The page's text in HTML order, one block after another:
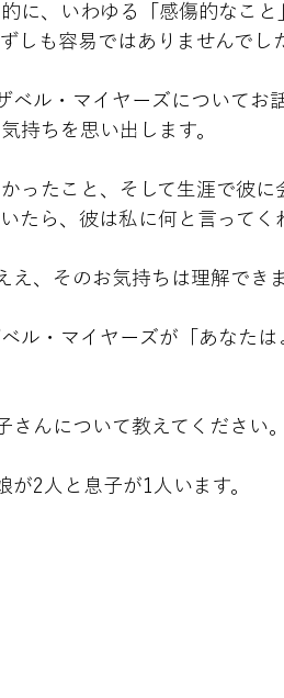
に、いわゆる「感傷的なこ
しも容易ではありませんでし
ベル・マイヤーズについてお
持ちを思い出します。
ったこと、そして生涯で彼
たら、彼は私に何と言ってく
え、そのお気持ちは理解でき
ル・マイヤーズが「あなた
さんについて教えてください
が2人と息子が1人います。